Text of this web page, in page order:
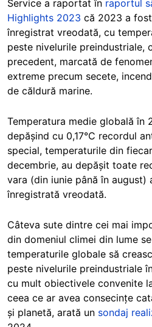
Service a raportat în raportul
Highlights 2023 că 2023 a
înregistrat vreodată, cu
peste nivelurile preindustriale,
precedent, marcată de
extreme precum secete,
de căldură marine.
Temperatura medie globală în
depășind cu 0,17°C recordul
special, temperaturile din
decembrie, au depășit toate
vara (din iunie până în august)
înregistrată vreodată.
Câteva sute dintre cei mai
din domeniul climei din lume
temperaturile globale să
peste nivelurile preindustriale
cu mult obiectivele convenite
ceea ce ar avea consecințe
și planetă, arată un sondaj